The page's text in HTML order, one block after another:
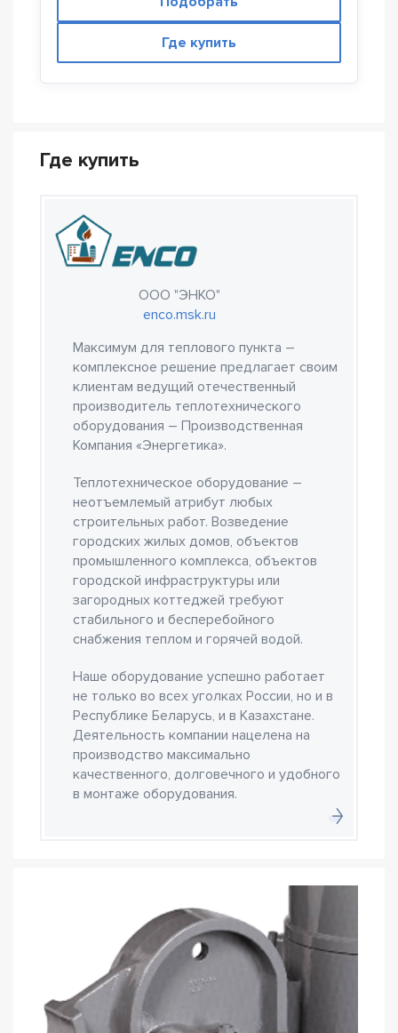
Где купить
Где купить
ООО "ЭНКО"
enco.msk.ru
Максимум для теплового пункта –
комплексное решение предлагает своим
клиентам ведущий отечественный
производитель теплотехнического
оборудования – Производственная
Компания «Энергетика».
Теплотехническое оборудование –
неотъемлемый атрибут любых
строительных работ. Возведение
городских жилых домов, объектов
промышленного комплекса, объектов
городской инфраструктуры или
загородных коттеджей требуют
стабильного и бесперебойного
снабжения теплом и горячей водой.
Наше оборудование успешно работает
не только во всех уголках России, но и в
Республике Беларусь, и в Казахстане.
Деятельность компании нацелена на
производство максимально
качественного, долговечного и удобного
в монтаже оборудования.